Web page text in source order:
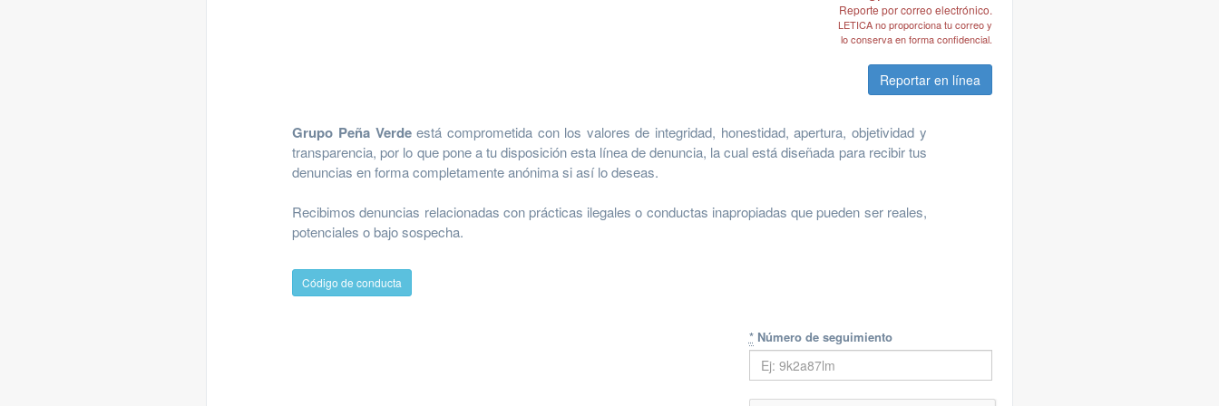
Reporte por correo electrónico.
LETICA no proporciona tu correo y
lo conserva en forma confidencial.
Reportar en línea
Grupo Peña Verdeestá comprometida con los valores de integridad, honestidad, apertura, objetividad y
transparencia, por lo que pone a tu disposición esta línea de denuncia, la cual está diseñada para recibir tus
denuncias en forma completamente anónima si así lo deseas.
Recibimos denuncias relacionadas con prácticas ilegales o conductas inapropiadas que pueden ser reales,
potenciales o bajo sospecha.
Código de conducta
*Número de seguimiento